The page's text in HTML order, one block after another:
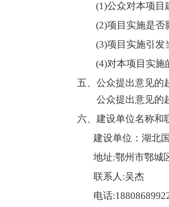
(1)公众对本项目
(2)项目实施是否
(3)项目实施引发
(4)对本项目实施
五、公众提出意见的
公众提出意见的起
六、建设单位名称和
建设单位： 湖北
地址:鄂州市鄂城
联系人:吴杰
电话: